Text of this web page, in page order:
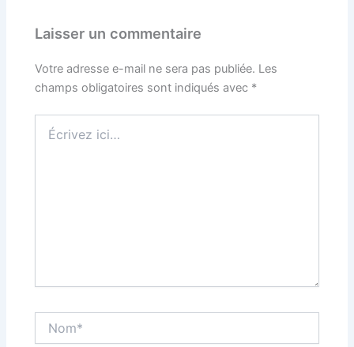
Laisser un commentaire
Votre adresse e-mail ne sera pas publiée. Les
champs obligatoires sont indiqués avec *
ici…